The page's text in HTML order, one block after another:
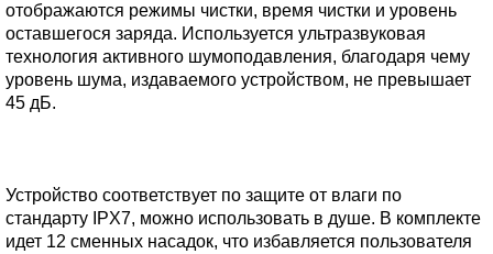
отображаются режимы чистки, время чистки и уровень
оставшегося заряда. Используется ультразвуковая
технология активного шумоподавления, благодаря чему
уровень шума, издаваемого устройством, не превышает
45 дБ.
Устройство соответствует по защите от влаги по
стандарту IPX7, можно использовать в душе. В комплекте
идет 12 сменных насадок, что избавляется пользователя